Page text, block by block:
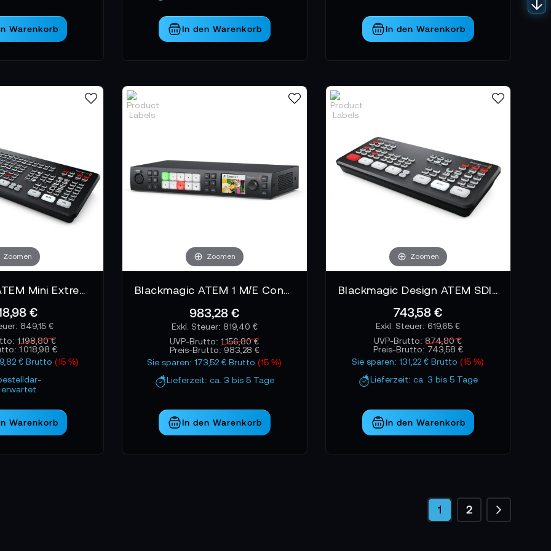
Warenkorb In den Warenkorb In den Warenkorb
Zoomen
Blackmagic ATEM Mini Extreme
€
849,15 €
1.198,80 €
1.018,98 €
€ Brutto (15 %)
erwartet
Warenkorb
Zoomen
Blackmagic ATEM 1 M/E Constellation HD
983,28 €
819,40 €
UVP-Brutto:1.156,80 €
Preis-Brutto: 983,28 €
Sie sparen: 173,52 € Brutto(15 %)
Lieferzeit: ca. 3 bis 5 Tage
In den Warenkorb
Zoomen
Blackmagic Design ATEM SDI Pro ISO
743,58 €
619,65 €
UVP-Brutto: 874,80 €
Preis-Brutto: 743,58 €
Sie sparen: 131,22 € Brutto(15 %)
Lieferzeit: ca. 3 bis 5 Tage
In den Warenkorb
SeiteSie lesen gerade die
1 Seite
2